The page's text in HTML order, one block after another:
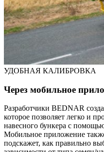
УДОБНАЯ КАЛИБРОВКА
Через мобильное
Разработчики BEDNAR
которое позволяет легко и
навесного бункера с
Мобильное приложение
подскажет, как правильно